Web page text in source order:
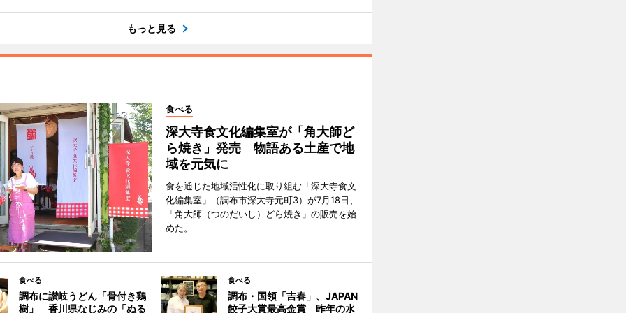
もっと見る
食べる
深大寺食文化編集室が「角大師ど
ら焼き」発売 物語ある土産で地
域を元気に
食を通じた地域活性化に取り組む「深大寺食文
化編集室」（調布市深大寺元町3）が7月18日、
「角大師（つのだいし）どら焼き」の販売を始
めた。
食べる
調布に讃岐うどん「骨付き鶏
樹」 香川県なじみの「ぬる
食べる
調布・国領「吉春」、JAPAN
餃子大賞最高金賞 昨年の水